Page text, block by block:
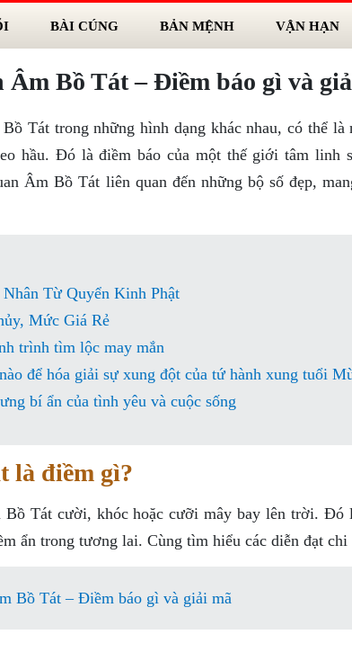
BÀI CÚNG BẢN MỆNH VẬN HẠN
Bồ Tát – Điềm báo gì và
Tát trong những hình dạng khác nhau, có thể là
hầu. Đó là điềm báo của một thế giới tâm linh
Âm Bồ Tát liên quan đến những bộ số đẹp,
Từ Quyển Kinh Phật
Mức Giá Rẻ
trình tìm lộc may mắn
để hóa giải sự xung đột của tứ hành xung tuổi
bí ẩn của tình yêu và cuộc sống
là điềm gì?
Bồ Tát cười, khóc hoặc cưỡi mây bay lên trời. Đó
ẩn trong tương lai. Cùng tìm hiểu các diễn đạt chi
Bồ Tát – Điềm báo gì và giải mã